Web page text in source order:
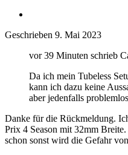
Geschrieben 9. Mai 2023
vor 39 Minuten schrieb
Da ich mein Tubeless
kann ich dazu keine
aber jedenfalls
Danke für die Rückmeldung.
Prix 4 Season mit 32mm
schon sonst wird die Gefahr